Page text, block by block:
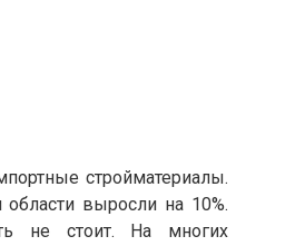
стройматериалы.
выросли на 10%.
не стоит. На многих